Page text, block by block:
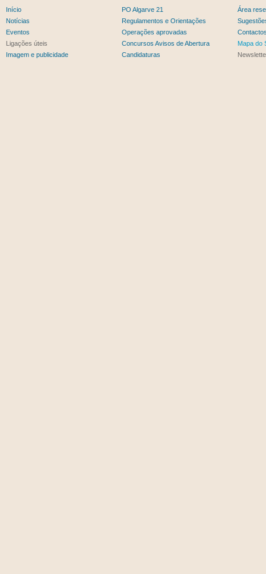
Início
Notícias
Eventos
Ligações úteis
Imagem e publicidade
PO Algarve 21
Regulamentos e Orientações
Operações aprovadas
Concursos Avisos de Abertura
Candidaturas
Área
Mapa do